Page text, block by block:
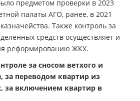
предметом проверки в 2023
палаты АГО, ранее, в 2021
Также контроль за
средств осуществляет и
реформированию ЖКХ.
за сносом ветхого и
за переводом квартир из
за включением квартир в